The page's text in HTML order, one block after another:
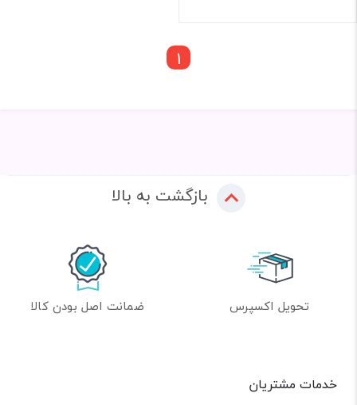
1
بازگشت به بالا
تحویل اکسپرس ضمانت اصل بودن کالا
خدمات مشتریان